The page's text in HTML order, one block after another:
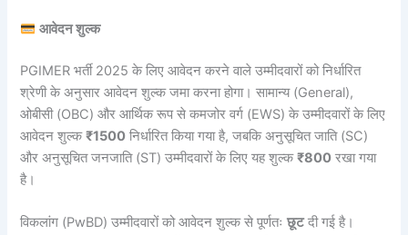
आवेदन शुल्क
PGIMER भर्ती 2025 के लिए आवेदन करने वाले उम्मीदवारों को निर्धारित
श्रेणी के अनुसार आवेदन शुल्क जमा करना होगा। सामान्य (General),
ओबीसी (OBC) और आर्थिक रूप से कमजोर वर्ग (EWS) के उम्मीदवारों के लिए
आवेदन शुल्क₹1500 निर्धारित किया गया है, जबकि अनुसूचित जाति (SC)
और अनुसूचित जनजाति (ST) उम्मीदवारों के लिए यह शुल्क₹800 रखा गया
है।
विकलांग (PwBD) उम्मीदवारों को आवेदन शुल्क से पूर्णतःछूटदी गई है।